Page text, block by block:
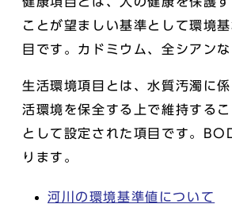
ことが望ましい基準として環境
目です。カドミウム、全シアンな
生活環境項目とは、水質汚濁に
活環境を保全する上で維持する
として設定された項目です。
ります。
河川の環境基準値について